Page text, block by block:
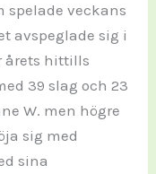
spelade veckans
avspeglade sig i
årets hittills
39 slag och 23
W. men högre
sig med
sina